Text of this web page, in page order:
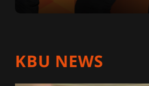
KBU NEWS